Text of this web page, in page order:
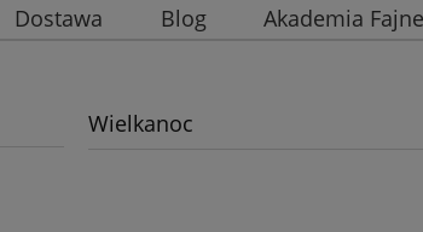
Dostawa Blog Akademia
Wielkanoc